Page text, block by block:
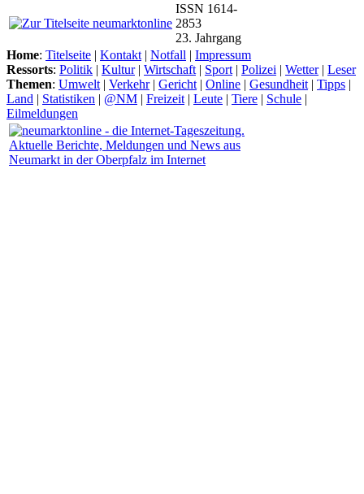
ISSN 1614-
2853
23. Jahrgang
Home: Titelseite | Kontakt | Notfall | Impressum
Ressorts: Politik | Kultur| Wirtschaft | Sport | Polizei | Wetter| Leser
Themen: Umwelt | Verkehr| Gericht | Online | Gesundheit | Tipps |
Land | Statistiken | @NM | Freizeit | Leute | Tiere | Schule |
Eilmeldungen